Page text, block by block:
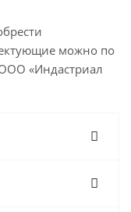
можно по
«Индастриал